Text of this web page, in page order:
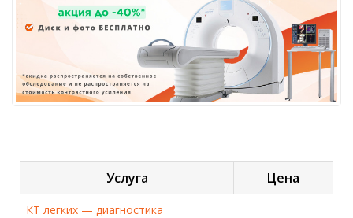
Услуга Цена
КТ легких — диагностика